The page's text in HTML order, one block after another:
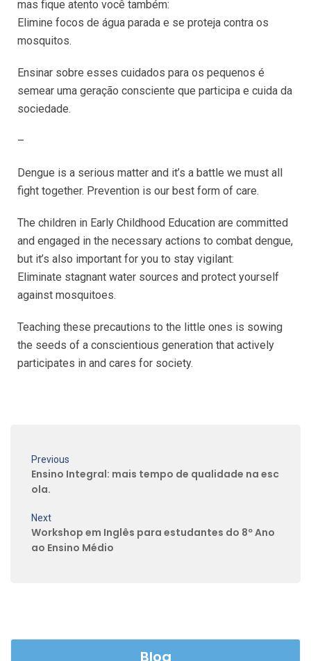
mas fique atento você também:
Elimine focos de água parada e se proteja contra os
mosquitos.
Ensinar sobre esses cuidados para os pequenos é
semear uma geração consciente que participa e cuida da
sociedade.
–
Dengue is a serious matter and it’s a battle we must all
fight together. Prevention is our best form of care.
The children in Early Childhood Education are committed
and engaged in the necessary actions to combat dengue,
but it’s also important for you to stay vigilant:
Eliminate stagnant water sources and protect yourself
against mosquitoes.
Teaching these precautions to the little ones is sowing
the seeds of a conscientious generation that actively
participates in and cares for society.
Previous
Ensino Integral: mais tempo de qualidade na esc
ola.
Next
Workshop em Inglês para estudantes do 8º Ano
ao Ensino Médio
Blog